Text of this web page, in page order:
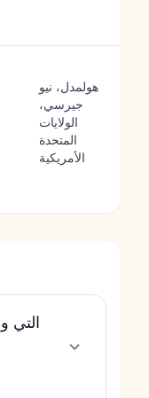
هولمدل، نيو
جيرسي،
الولايات
المتحدة
الأمريكية